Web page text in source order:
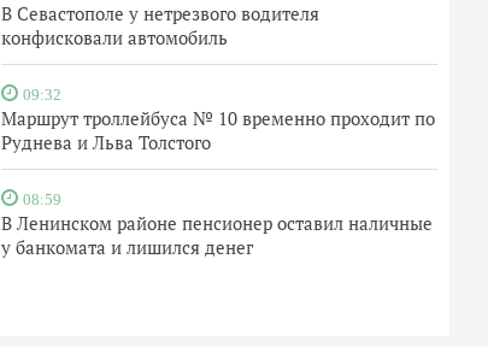
В Севастополе у нетрезвого водителя
конфисковали автомобиль
09:32
Маршрут троллейбуса № 10 временно проходит по
Руднева и Льва Толстого
08:59
В Ленинском районе пенсионер оставил наличные
у банкомата и лишился денег